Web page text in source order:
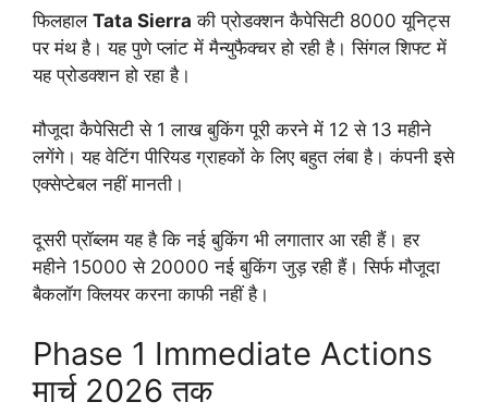
फिलहाल Tata Sierra की प्रोडक्शन कैपेसिटी 8000 यूनिट्स
पर मंथ है। यह पुणे प्लांट में मैन्युफैक्चर हो रही है। सिंगल शिफ्ट में
यह प्रोडक्शन हो रहा है।
मौजूदा कैपेसिटी से 1 लाख बुकिंग पूरी करने में 12 से 13 महीने
लगेंगे। यह वेटिंग पीरियड ग्राहकों के लिए बहुत लंबा है। कंपनी इसे
एक्सेप्टेबल नहीं मानती।
दूसरी प्रॉब्लम यह है कि नई बुकिंग भी लगातार आ रही हैं। हर
महीने 15000 से 20000 नई बुकिंग जुड़ रही हैं। सिर्फ मौजूदा
बैकलॉग क्लियर करना काफी नहीं है।
Phase 1 Immediate Actions
मार्च 2026 तक